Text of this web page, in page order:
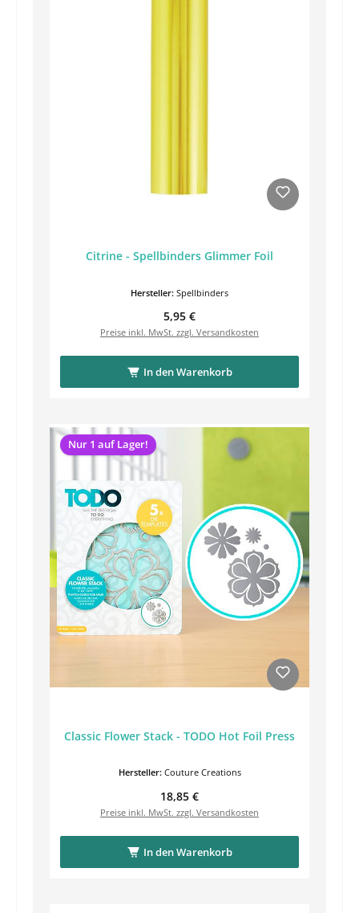
Citrine - Spellbinders Glimmer Foil
Hersteller: Spellbinders
Regulärer Preis:
5,95 €
Preise inkl. MwSt. zzgl. Versandkosten
In den Warenkorb
Nur 1 auf Lager!
Classic Flower Stack - TODO Hot Foil Press
Hersteller: Couture Creations
Regulärer Preis:
18,85 €
Preise inkl. MwSt. zzgl. Versandkosten
In den Warenkorb